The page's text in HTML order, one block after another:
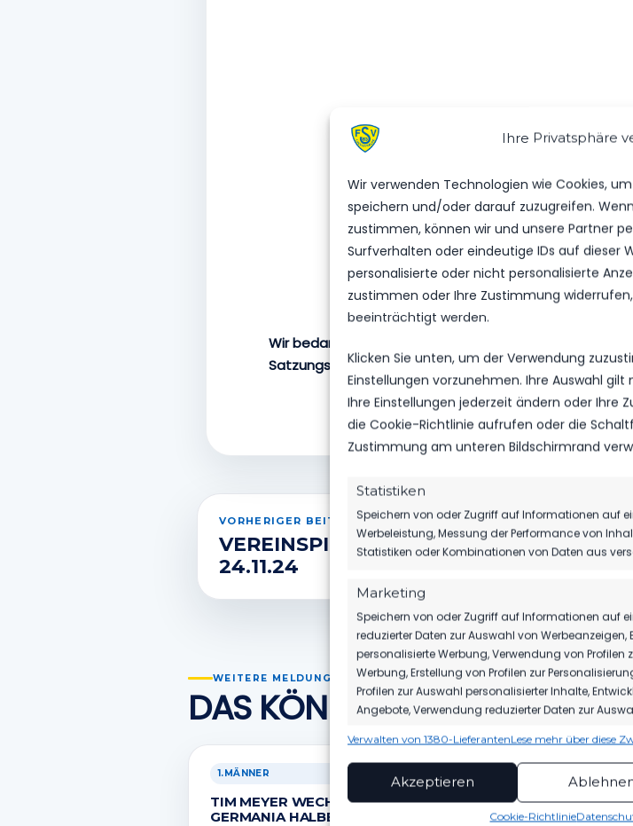
Ihre Privatsphäre
Wir verwenden Technologien wie Cookies,
speichern und/oder darauf zuzugreifen.
zustimmen, können wir und unsere Partner
Surfverhalten oder eindeutige IDs auf dieser
personalisierte oder nicht personalisierte
zustimmen oder Ihre Zustimmung
beeinträchtigt werden.
Klicken Sie unten, um der Verwendung
Einstellungen vorzunehmen. Ihre Auswahl gilt
Ihre Einstellungen jederzeit ändern oder Ihre
die Cookie-Richtlinie aufrufen oder die
Zustimmung am unteren Bildschirmrand
Statistiken
Speichern von oder Zugriff auf Informationen auf
Werbeleistung, Messung der Performance von
Statistiken oder Kombinationen von Daten aus
Marketing
Speichern von oder Zugriff auf Informationen auf
reduzierter Daten zur Auswahl von Werbeanzeigen,
personalisierte Werbung, Verwendung von Profilen
Werbung, Erstellung von Profilen zur
Profilen zur Auswahl personalisierter Inhalte,
Angebote, Verwendung reduzierter Daten zur
Funktionen
Abgleichung und Kombination von Daten aus
Verknüpfung verschiedener Endgeräte,
anhand automatisch übermittelter Informationen.
Verwalten von 1380-LieferantenLese mehr über diese
Akzeptieren
Cookie-Richtlinie
Wir bedanken uns bei allen Teilnehmenden
Satzungskommission, die an der Ausarbeitung der
VORHERIGER BEITRAG
VEREINSPIELSPLAN VOM 22.11 –
24.11.24
WEITERE MELDUNGEN
DAS KÖNNTE DICH AUCH
1.MÄNNER
TIM MEYER WECHSELT ZU
GERMANIA HALBERSTADT
MBS VERLÄNGERT
SPONSORING BEIM